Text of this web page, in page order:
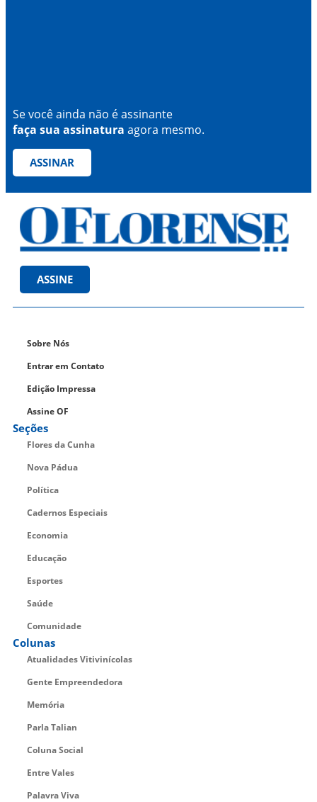
Se você ainda não é assinante
faça sua assinatura agora mesmo.
ASSINAR
ASSINE
Sobre Nós
Entrar em Contato
Edição Impressa
Assine OF
Seções
Flores da Cunha
Nova Pádua
Política
Cadernos Especiais
Economia
Educação
Esportes
Saúde
Comunidade
Colunas
Atualidades Vitivinícolas
Gente Empreendedora
Memória
Parla Talian
Coluna Social
Entre Vales
Palavra Viva